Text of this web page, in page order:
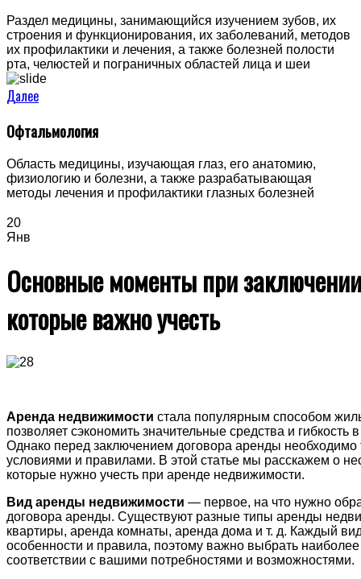
Раздел медицины, занимающийся изучением зубов, их
строения и функционирования, их заболеваний, методов
их профилактики и лечения, а также болезней полости
рта, челюстей и пограничных областей лица и шеи
Далее
Офтальмология
Область медицины, изучающая глаз, его анатомию,
физиологию и болезни, а также разрабатывающая
методы лечения и профилактики глазных болезней
20
Янв
Основные моменты при
которые важно учесть
Аренда недвижимости стала популярным способом
позволяет сэкономить значительные средства и
Однако перед заключением договора аренды необходимо
условиями и правилами. В этой статье мы расскажем о
которые нужно учесть при аренде недвижимости.
Вид аренды недвижимости — первое, на что нужно
договора аренды. Существуют разные типы аренды
квартиры, аренда комнаты, аренда дома и т. д. Каждый
особенности и правила, поэтому важно выбрать
соответствии с вашими потребностями и возможностями.